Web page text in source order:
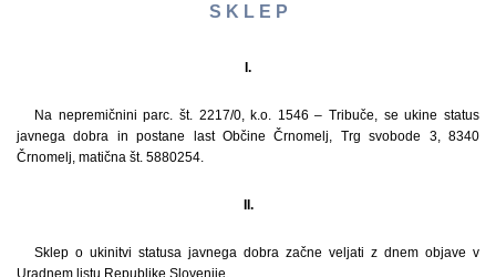
S K L E P
I.
Na nepremičnini parc. št. 2217/0, k.o. 1546 – Tribuče, se ukine status
javnega dobra in postane last Občine Črnomelj, Trg svobode 3, 8340
Črnomelj, matična št. 5880254.
II.
Sklep o ukinitvi statusa javnega dobra začne veljati z dnem objave v
Uradnem listu Republike Slovenije.